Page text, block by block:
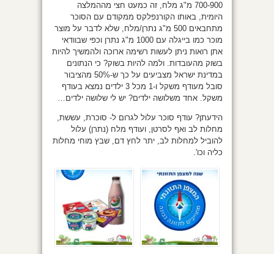
700-900 מ"ג מלח, זה כמעט חצי מההמלצה
היומית, באותו הקורנפלקס ממקודם עם הסוכר
מתחבאים 500 מ"ג נתרן/מלח, שלא לדבר על מוצר
מוכר כמו בייגלה עם 1000 מ"ג נתרן וכפי שבוודאי
אתן רואות ניתן לעשות רשימה ארוכה ולהמשיך להיות
בשוק מהעובדות. ולמה להיות בשוק? כי הנתונים
במדינת ישראל מצביעים על כך ש-50% מהציבור
סובל מעודף משקל ו-1 מכל 3 ילדים נמצא בעודף
משקל. אחד משלושה ילדים? יש לי שלושה ילדים…
הידעתן? עודף סוכר עלול לגרום ל- סוכרת, עששת,
מחלות לב ואף לסרטן, ועודף מלח (נתרן) עלול
להוביל למחלות לב, יתר לחץ דם, שבץ מוחי מחלות
כליה וכו'.